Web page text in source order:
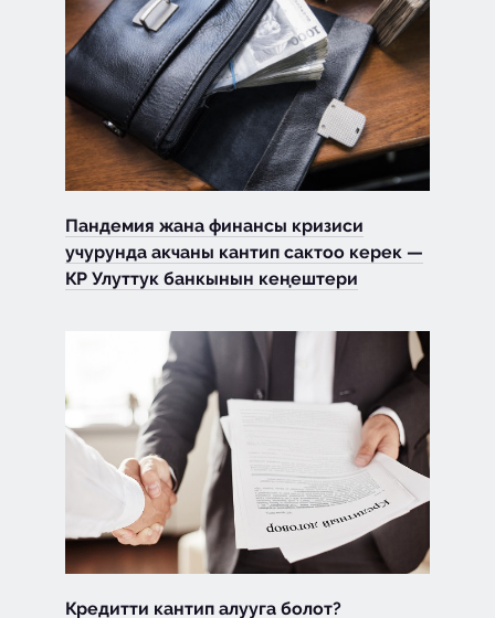
Пандемия жана финансы кризиси
учурунда акчаны кантип сактоо керек —
КР Улуттук банкынын кеңештери
Кредитти кантип алууга болот?